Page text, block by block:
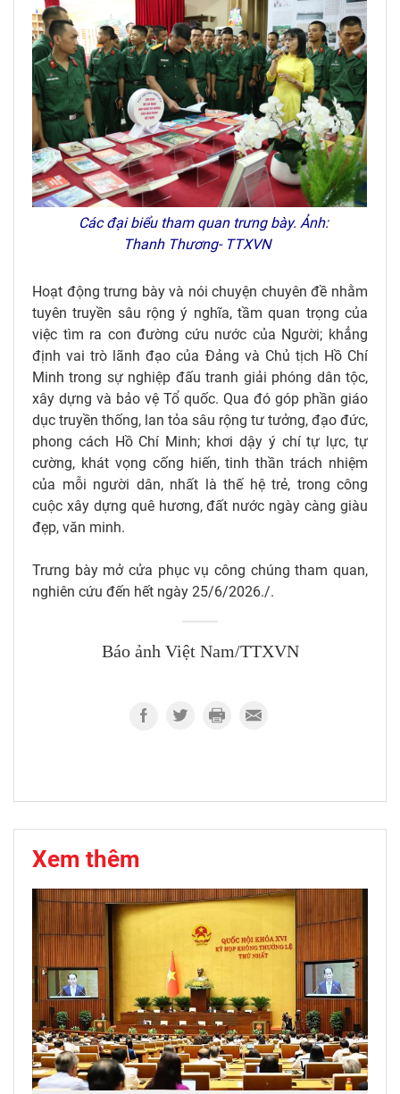
Các đại biểu tham quan trưng bày. Ảnh:
Thanh Thương- TTXVN
Hoạt động trưng bày và nói chuyện chuyên đề nhằm
tuyên truyền sâu rộng ý nghĩa, tầm quan trọng của
việc tìm ra con đường cứu nước của Người; khẳng
định vai trò lãnh đạo của Đảng và Chủ tịch Hồ Chí
Minh trong sự nghiệp đấu tranh giải phóng dân tộc,
xây dựng và bảo vệ Tổ quốc. Qua đó góp phần giáo
dục truyền thống, lan tỏa sâu rộng tư tưởng, đạo đức,
phong cách Hồ Chí Minh; khơi dậy ý chí tự lực, tự
cường, khát vọng cống hiến, tinh thần trách nhiệm
của mỗi người dân, nhất là thế hệ trẻ, trong công
cuộc xây dựng quê hương, đất nước ngày càng giàu
đẹp, văn minh.
Trưng bày mở cửa phục vụ công chúng tham quan,
nghiên cứu đến hết ngày 25/6/2026./.
Báo ảnh Việt Nam/TTXVN
Xem thêm